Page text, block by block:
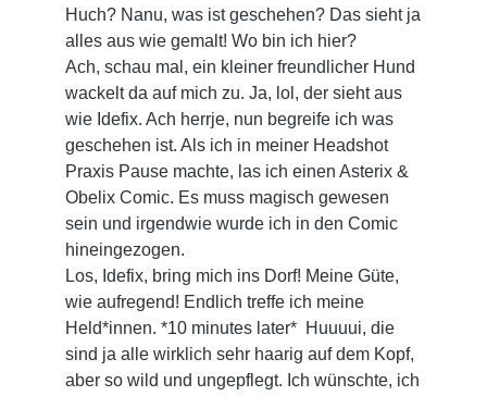
Huch? Nanu, was ist geschehen? Das sieht ja
alles aus wie gemalt! Wo bin ich hier?
Ach, schau mal, ein kleiner freundlicher Hund
wackelt da auf mich zu. Ja, lol, der sieht aus
wie Idefix. Ach herrje, nun begreife ich was
geschehen ist. Als ich in meiner Headshot
Praxis Pause machte, las ich einen Asterix &
Obelix Comic. Es muss magisch gewesen
sein und irgendwie wurde ich in den Comic
hineingezogen.
Los, Idefix, bring mich ins Dorf! Meine Güte,
wie aufregend! Endlich treffe ich meine
Held*innen. *10 minutes later* Huuuui, die
sind ja alle wirklich sehr haarig auf dem Kopf,
aber so wild und ungepflegt. Ich wünschte, ich